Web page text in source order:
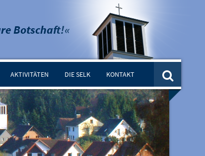
Botschaft!«
AKTIVITÄTEN DIE SELK KONTAKT